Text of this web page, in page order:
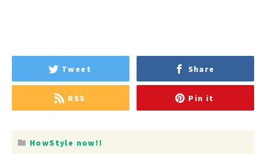
Tweet Share
RSS Pin it
HowStyle now!!